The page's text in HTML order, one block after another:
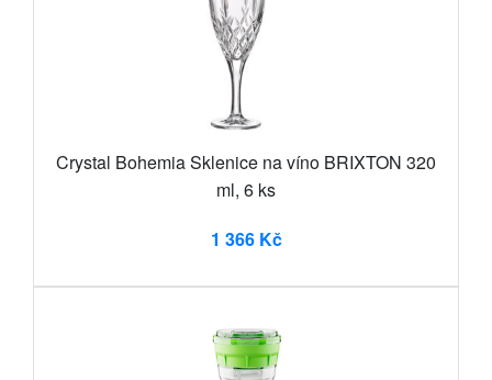
Crystal Bohemia Sklenice na víno BRIXTON 320
ml, 6 ks
1 366 Kč